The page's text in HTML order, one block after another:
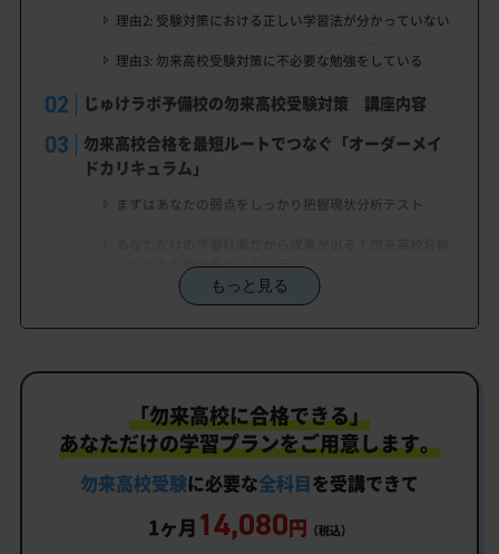
理由2: 受験対策における正しい学習法が分かっていない
理由3: 勿来高校受験対策に不必要な勉強をしている
じゅけラボ予備校の勿来高校受験対策 講座内容
勿来高校合格を最短ルートでつなぐ「オーダーメイ
ドカリキュラム」
まずはあなたの弱点をしっかり把握現状分析テスト
に向けた受験対策カリキュラム
学習効果をしっかり確認定着度テスト
イドカリキュラム」だから成果が出る！
カリキュラムや料金についてお気軽にご相談くださ
い
勿来高校受験専門のオンライン家庭教師「いつでも
クイック指導」もご用意
もっと見る
「勿来高校に合格できる」
あなただけの学習プランをご用意します。
勿来高校受験に必要な全科目を受講できて
1ヶ月 14,080円 （税込）